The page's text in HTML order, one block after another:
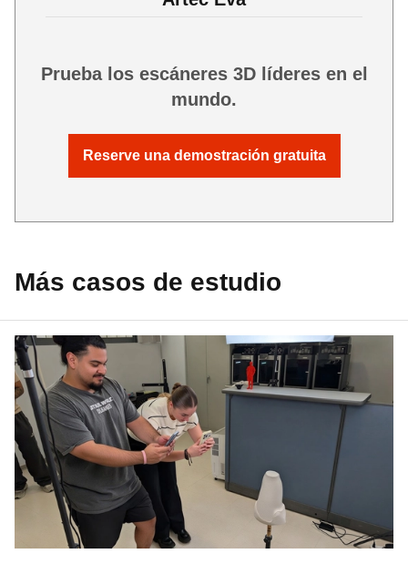
Prueba los escáneres 3D líderes en el
mundo.
Reserve una demostración gratuita
Más casos de estudio